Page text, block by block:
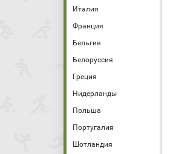
Италия
Франция
Бельгия
Белоруссия
Греция
Нидерланды
Польша
Португалия
Шотландия